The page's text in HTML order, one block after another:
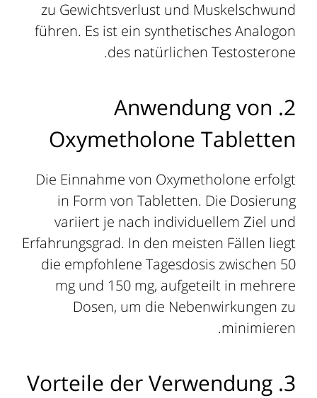
zu Gewichtsverlust und Muskelschwund
führen. Es ist ein synthetisches Analogon
des natürlichen Testosterone.
2. Anwendung von
Oxymetholone Tabletten
Die Einnahme von Oxymetholone erfolgt
in Form von Tabletten. Die Dosierung
variiert je nach individuellem Ziel und
Erfahrungsgrad. In den meisten Fällen liegt
die empfohlene Tagesdosis zwischen 50
mg und 150 mg, aufgeteilt in mehrere
Dosen, um die Nebenwirkungen zu
minimieren.
3. Vorteile der Verwendung